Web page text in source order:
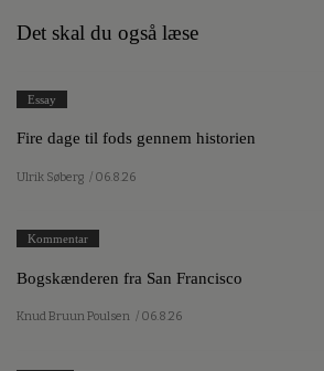
Det skal du også læse
Essay
Fire dage til fods gennem historien
Ulrik Søberg / 06.8.26
Kommentar
Bogskænderen fra San Francisco
Knud Bruun Poulsen / 06.8.26